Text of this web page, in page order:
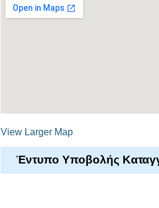
View Larger Map
Έντυπο Υποβολής